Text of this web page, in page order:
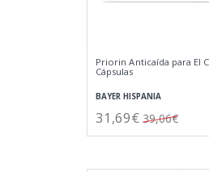
Priorin Anticaída para El
Cápsulas
BAYER HISPANIA
31,69€ 39,06€